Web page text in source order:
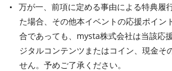
万が一、前項に定める事由による特典履
た場合、その他本イベントの応援ポイン
合であっても、mysta株式会社は当該応
ジタルコンテンツまたはコイン、現金そ
せん。予めご了承ください。